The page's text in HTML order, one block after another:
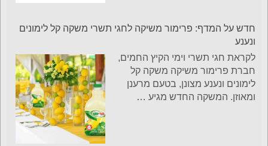
חדש על המדף: פרימור משיקה לחגי תשרי משקה קל לימונים
ונענע
לקראת חגי תשרי וימי הקיץ החמים,
חברת פרימור משיקה משקה קל
לימונים ונענע מצונן, בטעם מרענן
ומאוזן. המשקה החדש מגיע …